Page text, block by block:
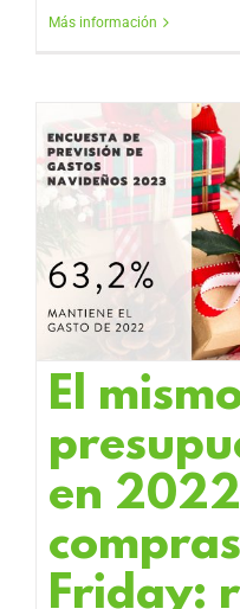
Más información
El
en
Friday: